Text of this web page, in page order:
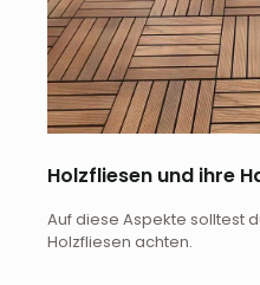
Holzfliesen und ihre
Auf diese Aspekte solltest
Holzfliesen achten.